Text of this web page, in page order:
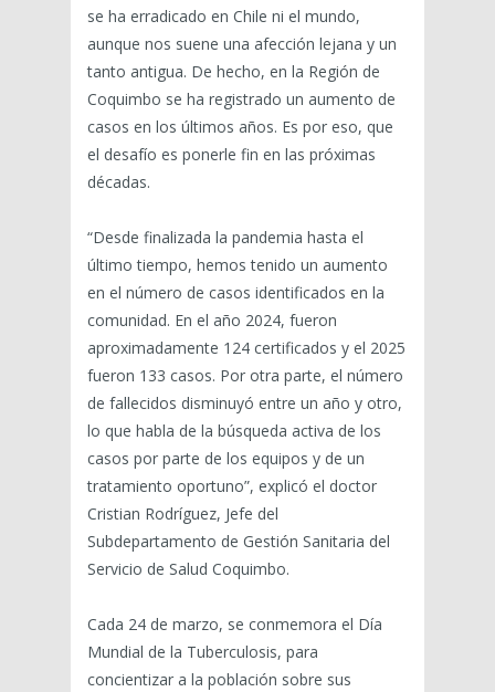
se ha erradicado en Chile ni el mundo,
aunque nos suene una afección lejana y un
tanto antigua. De hecho, en la Región de
Coquimbo se ha registrado un aumento de
casos en los últimos años. Es por eso, que
el desafío es ponerle fin en las próximas
décadas.
“Desde finalizada la pandemia hasta el
último tiempo, hemos tenido un aumento
en el número de casos identificados en la
comunidad. En el año 2024, fueron
aproximadamente 124 certificados y el 2025
fueron 133 casos. Por otra parte, el número
de fallecidos disminuyó entre un año y otro,
lo que habla de la búsqueda activa de los
casos por parte de los equipos y de un
tratamiento oportuno”, explicó el doctor
Cristian Rodríguez, Jefe del
Subdepartamento de Gestión Sanitaria del
Servicio de Salud Coquimbo.
Cada 24 de marzo, se conmemora el Día
Mundial de la Tuberculosis, para
concientizar a la población sobre sus